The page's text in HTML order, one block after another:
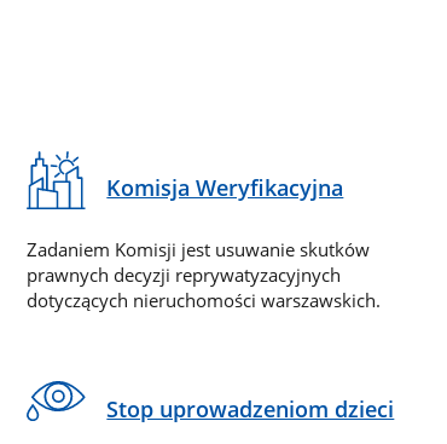
Komisja Weryfikacyjna
Zadaniem Komisji jest usuwanie skutków
prawnych decyzji reprywatyzacyjnych
dotyczących nieruchomości warszawskich.
Stop uprowadzeniom dzieci